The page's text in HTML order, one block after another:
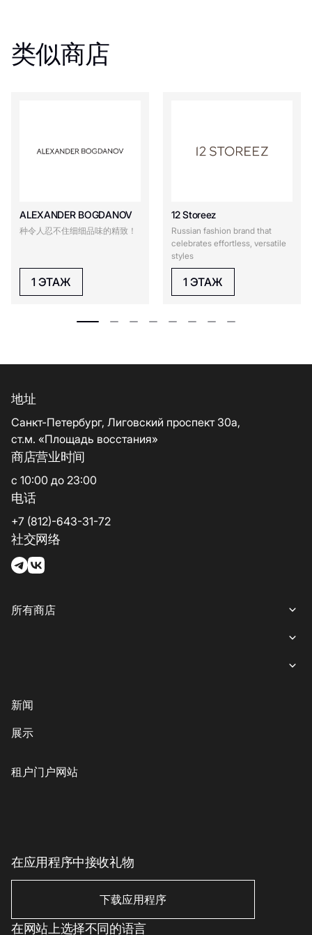
类似商店
ALEXANDER BOGDANOV
种令人忍不住细细品味的精致！
1 ЭТАЖ
12 Storeez
Russian fashion brand that
celebrates effortless, versatile
styles
1 ЭТАЖ
地址
Санкт-Петербург, Лиговский проспект 30а,
ст.м. «Площадь восстания»
商店营业时间
с 10:00 до 23:00
电话
+7 (812)-643-31-72
社交网络
所有商店
鞋子与箱包
儿童商品
家居用品
coffee-sweets
格魯吉亞菜
素食主義者/素食主義者
客户服务
儿童服务
新闻
展示
租户门户网站
在应用程序中接收礼物
下载应用程序
在网站上选择不同的语言